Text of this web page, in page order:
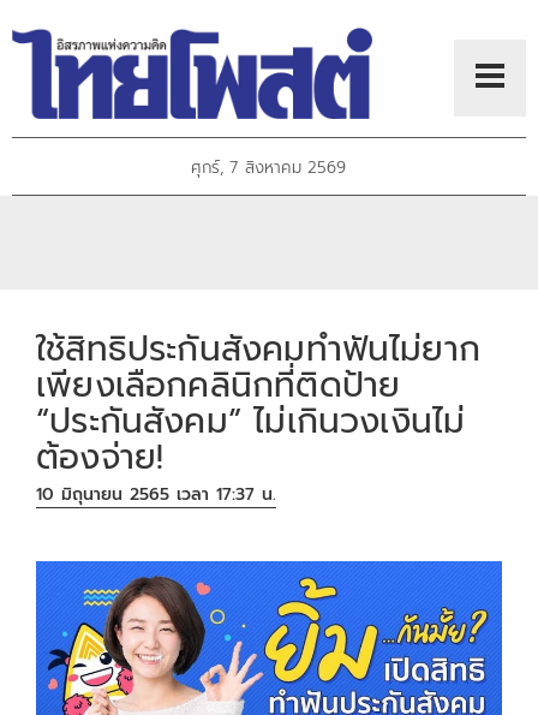
ศุกร์, 7 สิงหาคม 2569
ใช้สิทธิประกันสังคมทำฟันไม่ยาก
เพียงเลือกคลินิกที่ติดป้าย
“ประกันสังคม” ไม่เกินวงเงินไม่
ต้องจ่าย!
10 มิถุนายน 2565 เวลา 17:37 น.